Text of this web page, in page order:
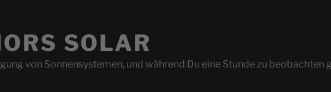
SOLAR
von Sonnensystemen, und während Du eine Stunde zu beobachten